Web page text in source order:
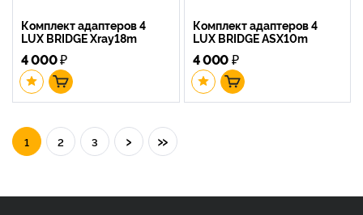
Комплект адаптеров 4
LUX BRIDGE Xray18m
4 000₽
Комплект адаптеров 4
LUX BRIDGE ASX10m
4 000₽
1 2 3 › »